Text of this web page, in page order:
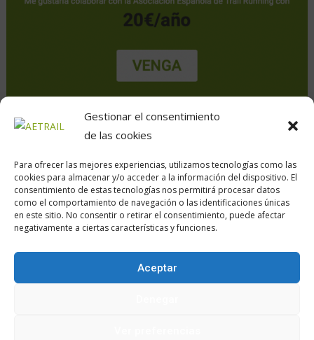
Gestionar el consentimiento
de las cookies
Para ofrecer las mejores experiencias, utilizamos tecnologías como las
cookies para almacenar y/o acceder a la información del dispositivo. El
consentimiento de estas tecnologías nos permitirá procesar datos
como el comportamiento de navegación o las identificaciones únicas
en este sitio. No consentir o retirar el consentimiento, puede afectar
negativamente a ciertas características y funciones.
Aceptar
Calle Daoiz, 12, Madrid